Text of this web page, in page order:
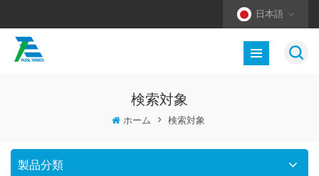
日本語
検索対象
ホーム > 検索対象
製品分類